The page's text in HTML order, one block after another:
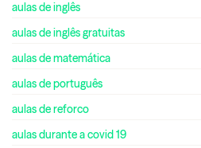
aulas de inglês
aulas de inglês gratuitas
aulas de matemática
aulas de português
aulas de reforco
aulas durante a covid 19